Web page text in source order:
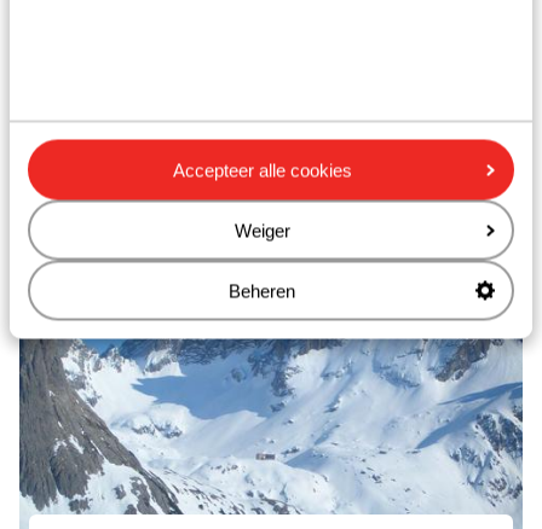
Accepteer alle cookies
Weiger
Beheren
3 Lander Freizeit Arena